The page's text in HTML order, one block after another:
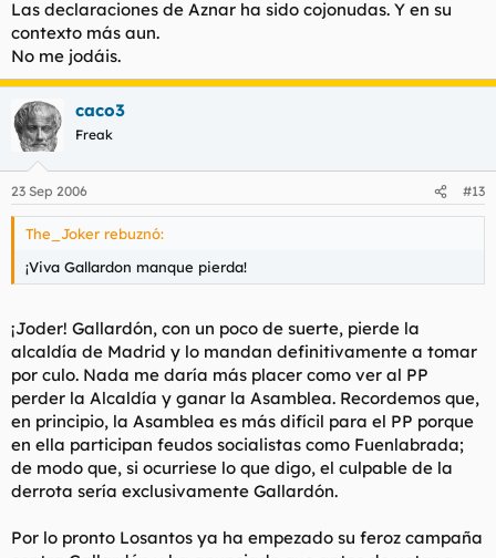
Haz clic para expandir...
Esas declaraciones ya las ha sacado bruce en otro hilo. En
el contexto en que fueron dichas, me parecen cojonudas.
Te pareceran cojonudas porque arrean contra el Islam, ya que
parece que no le planta cara nadie de frente a esta gente.
Pero me reitero que la base intelectual de esas declaraciones
es pauperrima por no decir nula. A Aristegui seguro que le
sento mal la cena ayer.
Las declaraciones de Aznar ha sido cojonudas. Y en su
contexto más aun.
No me jodáis.
caco3
Freak
23 Sep 2006 #13
The_Joker rebuznó:
¡Viva Gallardon manque pierda!
¡Joder! Gallardón, con un poco de suerte, pierde la
alcaldía de Madrid y lo mandan definitivamente a tomar
por culo. Nada me daría más placer como ver al PP
perder la Alcaldía y ganar la Asamblea. Recordemos que,
en principio, la Asamblea es más difícil para el PP porque
en ella participan feudos socialistas como Fuenlabrada;
de modo que, si ocurriese lo que digo, el culpable de la
derrota sería exclusivamente Gallardón.
Por lo pronto Losantos ya ha empezado su feroz campaña